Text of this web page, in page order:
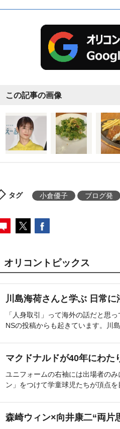
も、とても美味しそうでバラ
でも、しっかり美容と健康を
ど、さまざまな反響が寄せら
この記事の画像
タグ 小倉優子 ブログ発
オリコントピックス
川島海荷さんと学ぶ 日常
「人身取引」って海外の話だと思
NSの投稿からも起きています。川
マクドナルドが40年にわた
ユニフォームの右袖には出場者の
ン」をつけて学童球児たちが頂点を
森崎ウィン×向井康二“両片